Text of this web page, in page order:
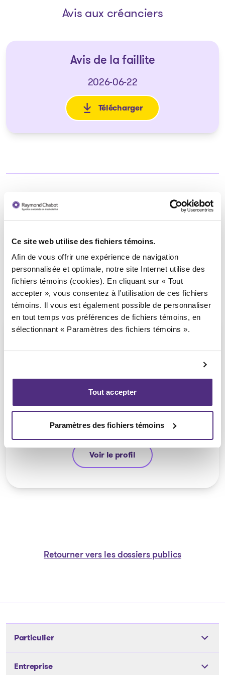
Ce site web utilise des fichiers témoins.
Afin de vous offrir une expérience de navigation
personnalisée et optimale, notre site Internet utilise des
fichiers témoins (cookies). En cliquant sur « Tout
accepter », vous consentez à l’utilisation de ces fichiers
témoins. Il vous est également possible de personnaliser
en tout temps vos préférences de fichiers témoins, en
sélectionnant « Paramètres des fichiers témoins ».
Tout accepter
Paramètres des fichiers témoins
Avis aux créanciers
Avis de la faillite
2026-06-22
Télécharger
: Avis de la faillite
Syndic responsable du dossier
Michel Thibault
CPA, PAIR, SAI
Voir le profil
Michel Thibault
Retourner vers les dossiers publics
Particulier
Outils
Entreprise